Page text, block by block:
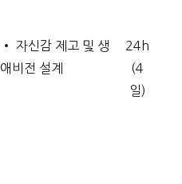
• 자신감 제고 및 생
애비전 설계
24h
(4
일)